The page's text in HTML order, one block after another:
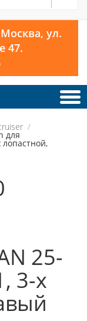
ул.
47.
для
лопастной,
25-
3-х